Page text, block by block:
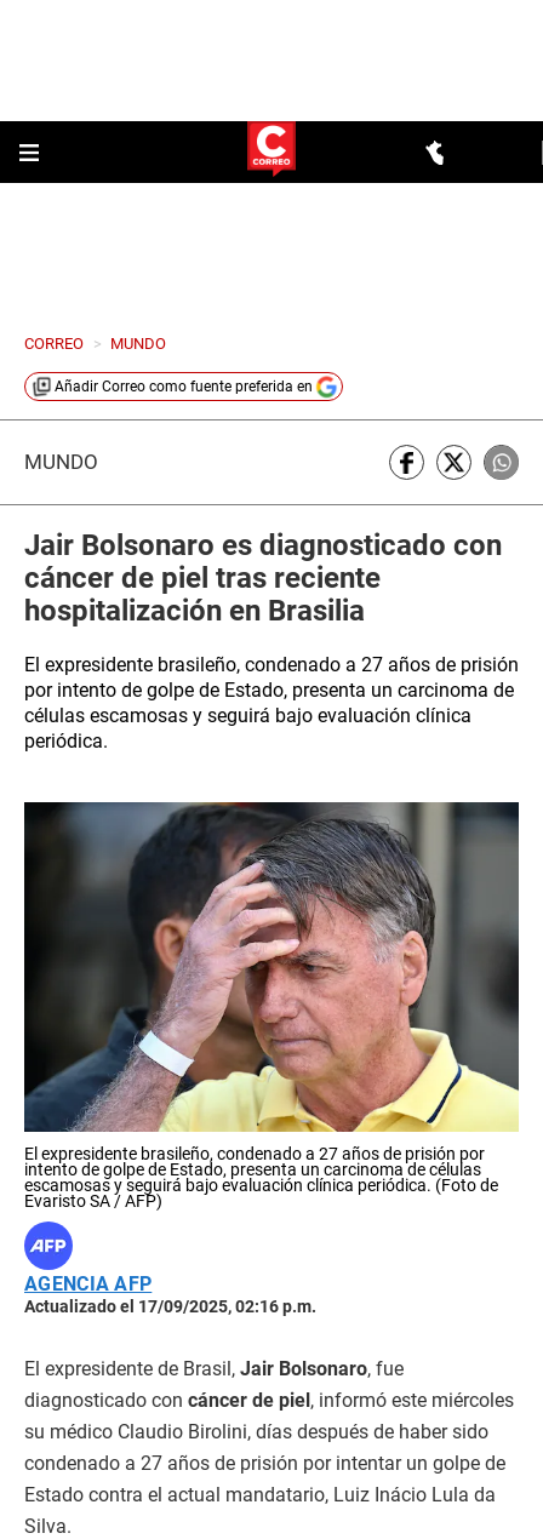
CORREO > MUNDO
Añadir Correo como fuente preferida en
MUNDO
Jair Bolsonaro es diagnosticado con
cáncer de piel tras reciente
hospitalización en Brasilia
El expresidente brasileño, condenado a 27 años de prisión
por intento de golpe de Estado, presenta un carcinoma de
células escamosas y seguirá bajo evaluación clínica
periódica.
El expresidente brasileño, condenado a 27 años de prisión por
intento de golpe de Estado, presenta un carcinoma de células
escamosas y seguirá bajo evaluación clínica periódica. (Foto de
Evaristo SA / AFP)
AGENCIA AFP
Actualizado el 17/09/2025, 02:16 p.m.
El expresidente de Brasil, Jair Bolsonaro, fue
diagnosticado con cáncer de piel, informó este miércoles
su médico Claudio Birolini, días después de haber sido
condenado a 27 años de prisión por intentar un golpe de
Estado contra el actual mandatario, Luiz Inácio Lula da
Silva.